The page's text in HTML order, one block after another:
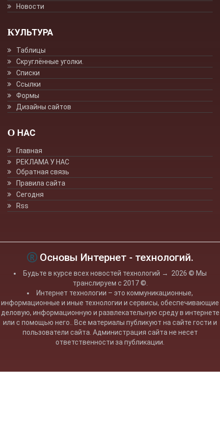
Новости
КУЛЬТУРА
Таблицы
Скруглённые уголки.
Списки
Ссылки
Формы
Дизайны сайтов
О НАС
Главная
РЕКЛАМА У НАС
Обратная связь
Правила сайта
Сегодня
Rss
Основы Интернет - технологий.
Будьте в курсе всех новостей технологий → 2026 © Мы
транслируем с 2017 ©.
Интернет технологии – это коммуникационные,
информационные и иные технологии и сервисы, обеспечивающие
деловую, информационную и развлекательную среду в интернете
или с помощью него.. Все материалы публикуют на сайте гости и
пользователи сайта. Администрация сайта не несет
ответственности за публикации.